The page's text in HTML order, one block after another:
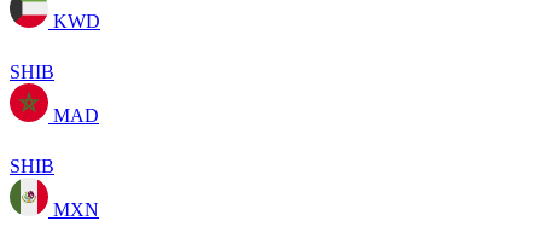
KWD
SHIB
MAD
SHIB
MXN